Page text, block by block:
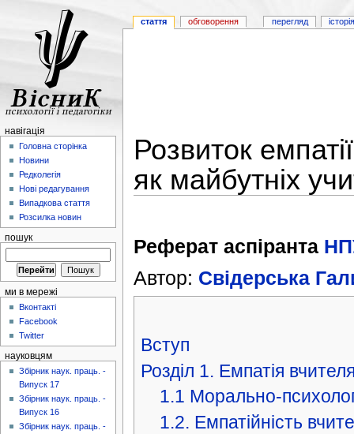
Розвиток
як майбутніх
Реферат аспіранта
Автор: Свідерська
Вступ
Розділ 1. Емпатія
1.1 Морально-
1.2. Емпатійність
стаття обговорення перегляд
навігація
Головна сторінка
Новини
Редколегія
Нові редагування
Випадкова стаття
Розсилка новин
пошук
ми в мережі
Вконтакті
Facebook
Twitter
науковцям
Збірник наук. праць. -
Випуск 17
Збірник наук. праць. -
Випуск 16
Збірник наук. праць. -